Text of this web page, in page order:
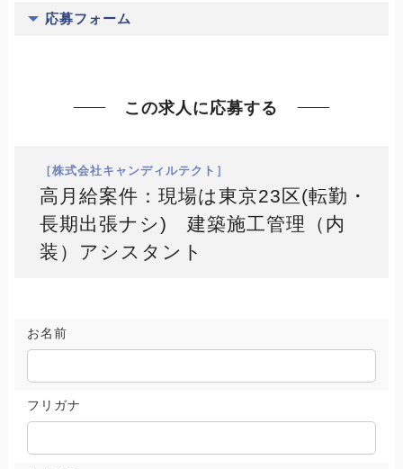
応募フォーム
この求人に応募する
［株式会社キャンディルテクト］
高月給案件：現場は東京23区(転勤・
長期出張ナシ) 建築施工管理（内
装）アシスタント
お名前
フリガナ